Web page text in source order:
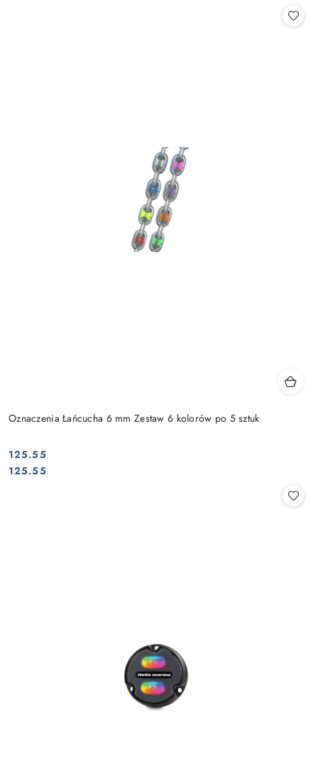
Oznaczenia Łańcucha 6 mm Zestaw 6 kolorów po 5 sztuk
Cena:
125.55
Cena:
125.55